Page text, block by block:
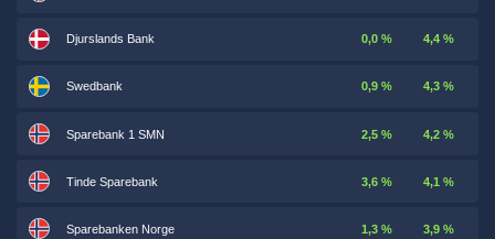
Djurslands Bank 0,0 % 4,4 %
Swedbank 0,9 % 4,3 %
Sparebank 1 SMN 2,5 % 4,2 %
Tinde Sparebank 3,6 % 4,1 %
Sparebanken Norge 1,3 % 3,9 %